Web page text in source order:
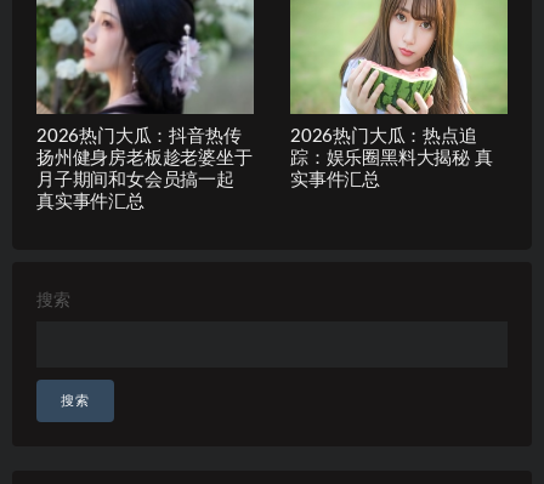
2026热门大瓜：抖音热传
扬州健身房老板趁老婆坐于
月子期间和女会员搞一起
真实事件汇总
2026热门大瓜：热点追
踪：娱乐圈黑料大揭秘 真
实事件汇总
搜索
搜索